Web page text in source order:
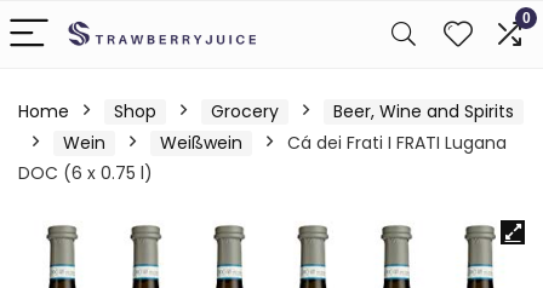
0
Home Shop Grocery
Beer, Wine and Spirits
Wein
Weißwein
Cá dei Frati I FRATI Lugana
DOC (6 x 0.75 l)